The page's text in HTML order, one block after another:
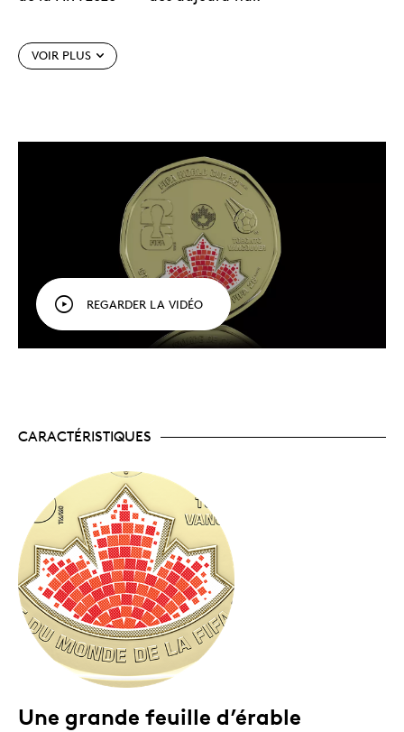
Caractéristiques particulières
Coupe du Monde de la FIFA 2026
, tandis que
le Canada accueille le monde et prend sa place
sur la plus grande scène de soccer.
Une célébration du rôle du Canada comme pays
hôte et association membre participante.
pièce de circulation commémorative de 1 $ 2026 –
Coupe du Monde de la FIFA 2026 MC/TM
toute l’effervescence d’un événement qui ne se
présente qu’une fois par génération, alors que le
plus grand événement sportif au monde se
déroule au Canada, au Mexique et aux États-
Unis, réunissant 48 équipes – un nombre sans
précédent qui comprend l’équipe canadienne.
canadienne. Chaque rouleau spécial de pièces
de pièces de 1 $ non colorées
gravées (sans coloration) – procurez-vous les
deux rouleaux pour compléter l’ensemble!
Des pièces jamais mises en circulation.
rouleau spécial contient 25 pièces qui n’ont
jamais été mises en circulation – chacune d’entre
elles brille comme un sou neuf et est rehaussée
du même motif coloré au revers.
Une quantité limitée.Tirage mondial limité à 35
000 rouleaux.
VOIR PLUS
REGARDER LA VIDÉO
CARACTÉRISTIQUES
Une grande feuille d’érable